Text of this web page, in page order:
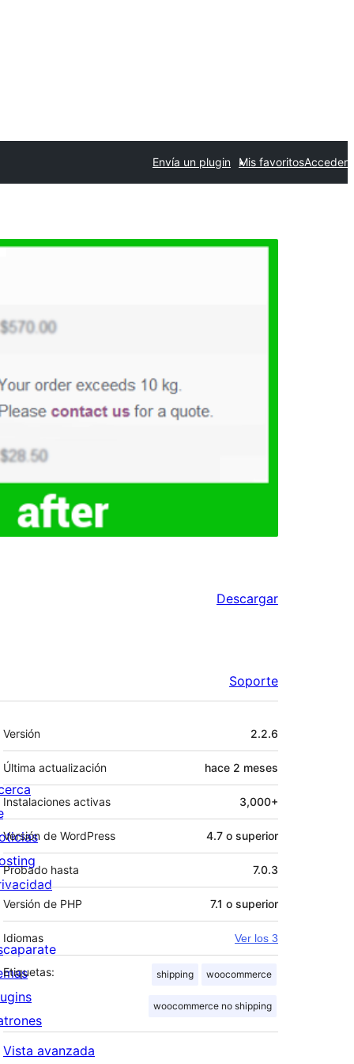
Envía un plugin Mis favoritosAcceder
Descargar
Soporte
Meta
Versión 2.2.6
Última actualización hace 2 meses
Instalaciones activas 3,000+
Versión de WordPress 4.7 o superior
Probado hasta 7.0.3
Versión de PHP 7.1 o superior
Idiomas Ver los 3
Etiquetas: shipping woocommerce
woocommerce no shipping
Vista avanzada